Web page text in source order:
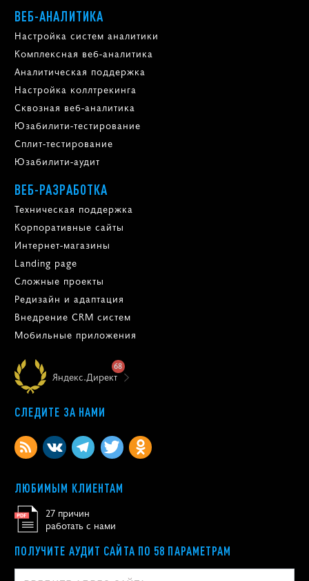
ВЕБ-АНАЛИТИКА
Настройка систем аналитики
Комплексная веб-аналитика
Аналитическая поддержка
Настройка коллтрекинга
Сквозная веб-аналитика
Юзабилити-тестирование
Сплит-тестирование
Юзабилити-аудит
ВЕБ-РАЗРАБОТКА
Техническая поддержка
Корпоративные сайты
Интернет-магазины
Landing page
Сложные проекты
Редизайн и адаптация
Внедрение CRM систем
Мобильные приложения
Яндекс.Директ
68
СЛЕДИТЕ ЗА НАМИ
ЛЮБИМЫМ КЛИЕНТАМ
27 причин
работать с нами
ПОЛУЧИТЕ АУДИТ САЙТА ПО 58 ПАРАМЕТРАМ